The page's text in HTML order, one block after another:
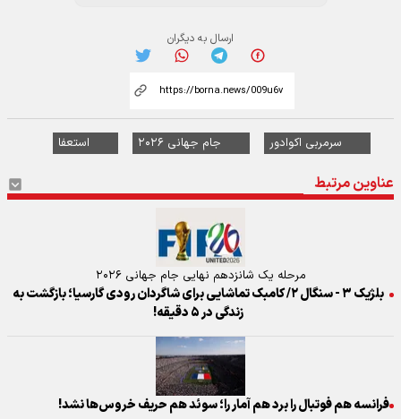
ارسال به دیگران
سرمربی اکوادور جام جهانی ۲۰۲۶ استعفا
عناوین مرتبط
مرحله یک شانزدهم نهایی جام جهانی ۲۰۲۶
بلژیک ۳ - سنگال ۲/ کامبک تماشایی برای شاگردان رودی گارسیا؛ بازگشت به
زندگی در ۵ دقیقه!
فرانسه هم فوتبال را برد هم آمار را؛ سوئد هم حریف خروس‌ها نشد!